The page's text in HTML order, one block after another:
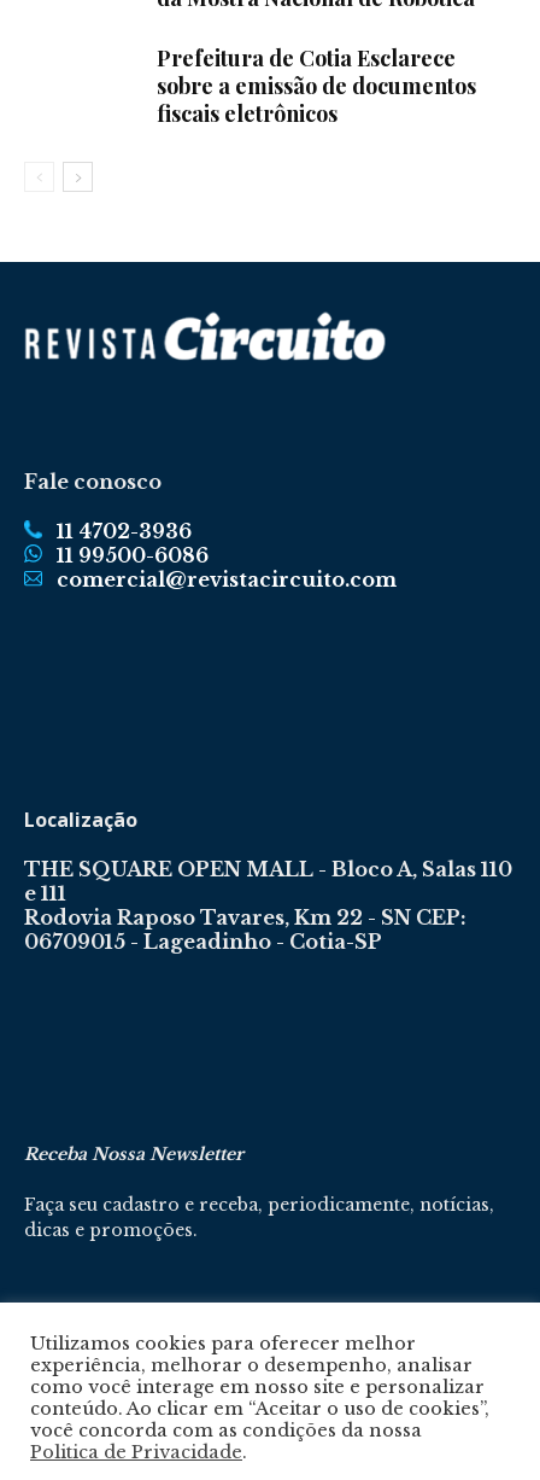
Prefeitura de Cotia Esclarece
sobre a emissão de documentos
fiscais eletrônicos
Fale conosco
11 4702-3936
11 99500-6086
comercial@revistacircuito.com
Localização
THE SQUARE OPEN MALL - Bloco A, Salas 110
e 111
Rodovia Raposo Tavares, Km 22 - SN CEP:
06709015 - Lageadinho - Cotia-SP
Receba Nossa Newsletter
Faça seu cadastro e receba, periodicamente, notícias,
dicas e promoções.
Cadastre-se aqui
Política De Privacidade
Utilizamos cookies para oferecer melhor
experiência, melhorar o desempenho, analisar
como você interage em nosso site e personalizar
conteúdo. Ao clicar em “Aceitar o uso de cookies”,
você concorda com as condições da nossa
Politica de Privacidade.